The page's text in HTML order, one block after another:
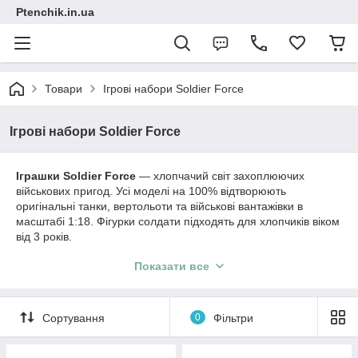
Ptenchik.in.ua
Товари Ігрові набори Soldier Force
Ігрові набори Soldier Force
Іграшки Soldier Force — хлопчачий світ захоплюючих
військових пригод. Усі моделі на 100% відтворюють
оригінальні танки, вертольоти та військові вантажівки в
масштабі 1:18. Фігурки солдати підходять для хлопчиків віком
від 3 років.
Іграшкова військова техніка
Фігурки солдатиків
Показати все
Сортування 0 Фільтри